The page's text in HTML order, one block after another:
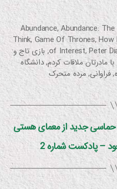
Abundance,Abundance:
Think, Game Of Thrones,How
of Interest,Peter
, بازی تاج و
مادرتان ملاقات کردم,دانشگاه
,فراوانی,مرده متحرک
– پادکست شماره 2